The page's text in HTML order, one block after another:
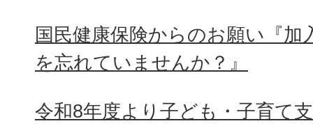
国民健康保険からのお願い『加
を忘れていませんか？』
令和8年度より子ども・子育て